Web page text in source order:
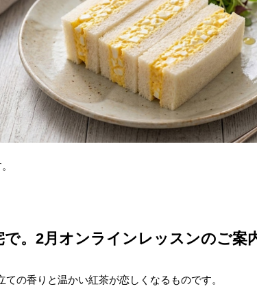
。2月オンラインレッスンのご案
の香りと温かい紅茶が恋しくなるものです。